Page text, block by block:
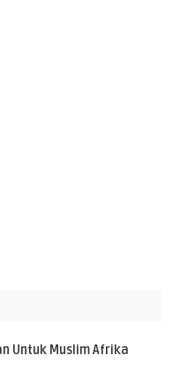
Untuk Muslim Afrika